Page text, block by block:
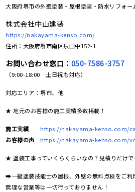
大阪府堺市の外壁塗装・屋根塗装・防水リフォー
株式会社中山建装
https://nakayama-kenso.com/
住所：大阪府堺市南区泉田中152-1
お問い合わせ窓口： 050-7586-3757
（9:00-18:00 土日祝も対応）
対応エリア：堺市、他
★ 地元のお客様の施工実績多数掲載！
施工実績
https://nakayama-kenso.com/
お客様の声
https://nakayama-kenso.com/
★ 塗装工事っていくらくらいなの？見積りだけで
➡一級塗装技能士の屋根、外壁の無料点検をご利
無理な営業等は一切行っておりません！